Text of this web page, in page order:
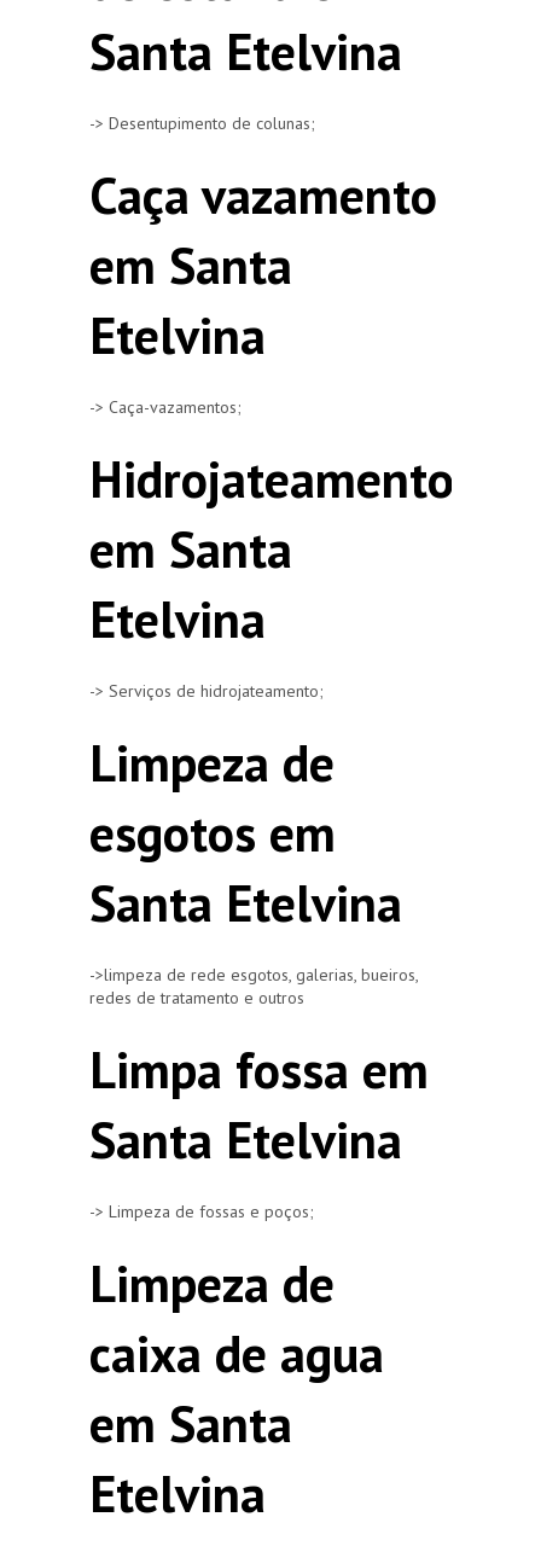
Santa Etelvina
-> Desentupimento de colunas;
Caça vazamento
em Santa
Etelvina
-> Caça-vazamentos;
Hidrojateamento
em Santa
Etelvina
-> Serviços de hidrojateamento;
Limpeza de
esgotos em
Santa Etelvina
->limpeza de rede esgotos, galerias, bueiros,
redes de tratamento e outros
Limpa fossa em
Santa Etelvina
-> Limpeza de fossas e poços;
Limpeza de
caixa de agua
em Santa
Etelvina